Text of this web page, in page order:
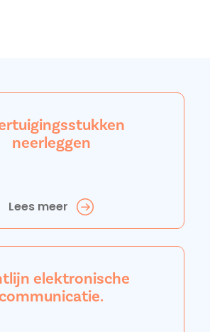
neerleggen
Lees meer
elektronische